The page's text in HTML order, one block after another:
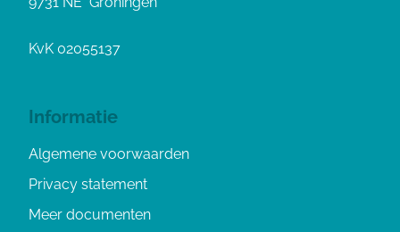
KvK 02055137
Informatie
Algemene voorwaarden
Privacy statement
Meer documenten